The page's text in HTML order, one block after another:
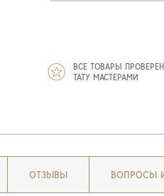
ВСЕ ТОВАРЫ
ТАТУ МАСТЕРАМИ
ОТЗЫВЫ ВОПРОСЫ